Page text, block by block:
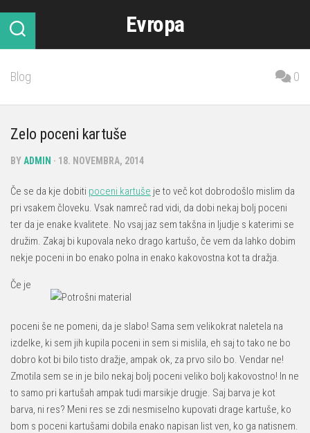
content
Evropa
Blog 0
Zelo poceni kartuše
BYADMIN · 18. NOVEMBRA, 2014
Če se da kje dobiti poceni kartuše je to več kot dobrodošlo mislim da
pri vsakem človeku. Vsak namreč rad vidi, da dobi nekaj bolj poceni
ter da je enake kvalitete. No vsaj jaz sem takšna in ljudje s katerimi se
družim. Zakaj bi kupovala neko drago kartušo, če vem da lahko dobim
nekje poceni in bo enako polna in enako kakovostna kot ta dražja.
Če je
poceni še ne pomeni, da je slabo! Sama sem velikokrat naletela na
izdelke, ki sem jih kupila poceni in sem si mislila, eh saj to tako ne bo
dobro kot bi bilo tisto dražje, ampak ok, za prvo silo bo. Vendar ne!
Zmotila sem se in je bilo nekaj bolj poceni veliko bolj kakovostno! In ne
to samo pri kartušah ampak tudi marsikje drugje. Saj barva je kot
barva, ni res? Meni res se zdi nesmiselno kupovati drage kartuše, ko
bom s poceni kartušami dobila enako napisan list ven, ko ga natisnem.